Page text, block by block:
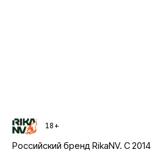
18+
Российский бренд RikaNV. С2014